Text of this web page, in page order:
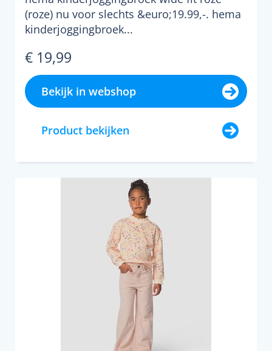
(roze) nu voor slechts &euro;19.99,-. hema
kinderjoggingbroek...
€ 19,99
Bekijk in webshop
Product bekijken